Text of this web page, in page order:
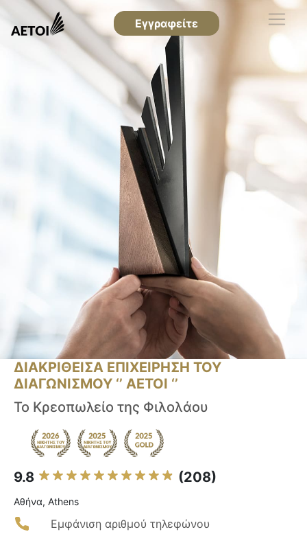
Εγγραφείτε
ΔΙΑΚΡΙΘΕΙΣΑ ΕΠΙΧΕΙΡΗΣΗ ΤΟΥ
ΔΙΑΓΩΝΙΣΜΟΥ ‘’ ΑΕΤΟΙ ‘’
Το Κρεοπωλείο της Φιλολάου
9.8 (208)
Αθήνα, Athens
Εμφάνιση αριθμού τηλεφώνου